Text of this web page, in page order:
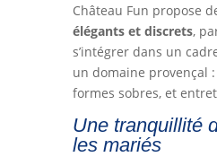
Château Fun propose
élégants et discrets,
s’intégrer dans un
un domaine provençal
formes sobres, et
Une tranquillité
les mariés